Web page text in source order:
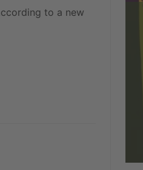
to a new